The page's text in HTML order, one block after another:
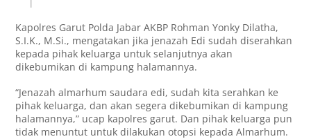
Kapolres Garut Polda Jabar AKBP Rohman Yonky Dilatha,
S.I.K., M.Si., mengatakan jika jenazah Edi sudah diserahkan
kepada pihak keluarga untuk selanjutnya akan
dikebumikan di kampung halamannya.
“Jenazah almarhum saudara edi, sudah kita serahkan ke
pihak keluarga, dan akan segera dikebumikan di kampung
halamannya,” ucap kapolres garut. Dan pihak keluarga pun
tidak menuntut untuk dilakukan otopsi kepada Almarhum.